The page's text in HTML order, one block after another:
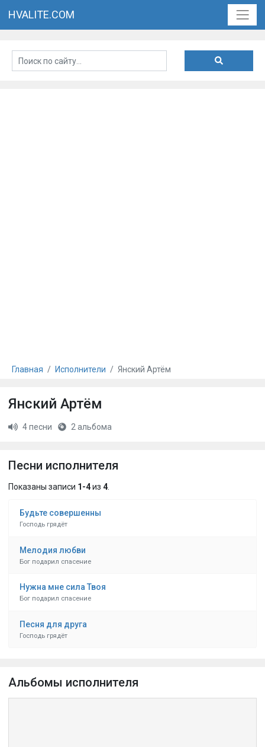
HVALITE.COM
Главная Исполнители Янский Артём
Янский Артём
4 песни 2 альбома
Песни исполнителя
Показаны записи 1-4из 4
Будьте совершенны
Господь грядёт
Мелодия любви
Бог подарил спасение
Нужна мне сила Твоя
Бог подарил спасение
Песня для друга
Господь грядёт
Альбомы исполнителя